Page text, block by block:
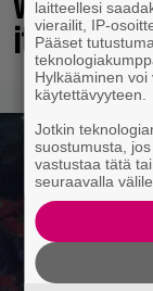
itsellesi
laitteellesi
vierailit, IP-
Pääset
Hylkääminen
käytettävyyteen.
Jotkin
suostumusta,
vastustaa tätä
seuraavalla